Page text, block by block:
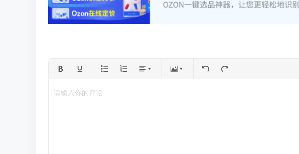
请输入你的评论